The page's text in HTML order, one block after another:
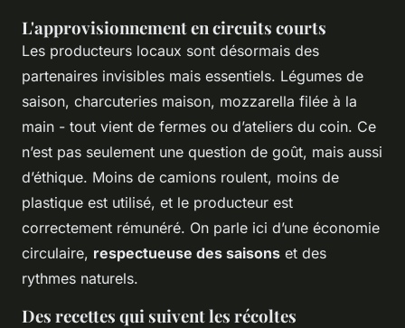
L'approvisionnement en circuits courts
Les producteurs locaux sont désormais des
partenaires invisibles mais essentiels. Légumes de
saison, charcuteries maison, mozzarella filée à la
main - tout vient de fermes ou d’ateliers du coin. Ce
n’est pas seulement une question de goût, mais aussi
d’éthique. Moins de camions roulent, moins de
plastique est utilisé, et le producteur est
correctement rémunéré. On parle ici d’une économie
circulaire, respectueuse des saisons et des
rythmes naturels.
Des recettes qui suivent les récoltes